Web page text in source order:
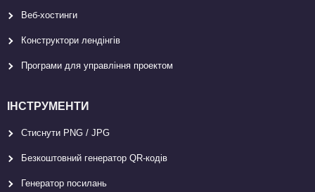
Веб-хостинги
Конструктори лендінгів
Програми для управління проектом
ІНСТРУМЕНТИ
Стиснути PNG / JPG
Безкоштовний генератор QR-кодів
Генератор посилань